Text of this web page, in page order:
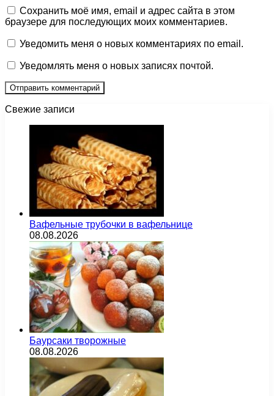
Сохранить моё имя, email и адрес сайта в этом
браузере для последующих моих комментариев.
Уведомить меня о новых комментариях по email.
Уведомлять меня о новых записях почтой.
Свежие записи
Вафельные трубочки в вафельнице
08.08.2026
Баурсаки творожные
08.08.2026